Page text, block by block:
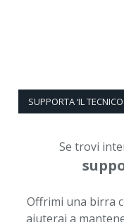
SUPPORTA ‘IL
Se trovi
Offrimi una birra
aiuterai a